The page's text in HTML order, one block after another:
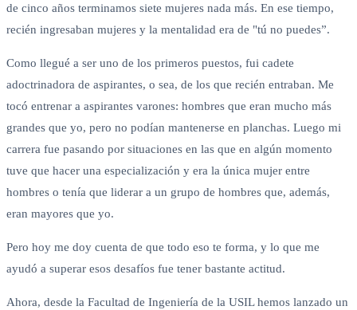
de cinco años terminamos siete mujeres nada más. En ese tiempo,
recién ingresaban mujeres y la mentalidad era de "tú no puedes”.
Como llegué a ser uno de los primeros puestos, fui cadete
adoctrinadora de aspirantes, o sea, de los que recién entraban. Me
tocó entrenar a aspirantes varones: hombres que eran mucho más
grandes que yo, pero no podían mantenerse en planchas. Luego mi
carrera fue pasando por situaciones en las que en algún momento
tuve que hacer una especialización y era la única mujer entre
hombres o tenía que liderar a un grupo de hombres que, además,
eran mayores que yo.
Pero hoy me doy cuenta de que todo eso te forma, y lo que me
ayudó a superar esos desafíos fue tener bastante actitud.
Ahora, desde la Facultad de Ingeniería de la USIL hemos lanzado un